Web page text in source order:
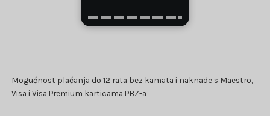
Mogućnost plaćanja do 12 rata bez kamata i naknade s Maestro,
Visa i Visa Premium karticama PBZ-a